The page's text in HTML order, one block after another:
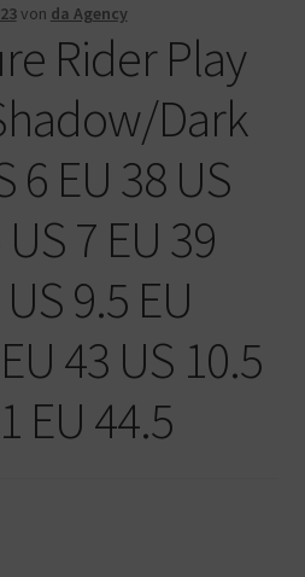
von da Agency
Rider Play
Dark
6 EU 38 US
7 EU 39
9.5 EU
43 US 10.5
EU 44.5